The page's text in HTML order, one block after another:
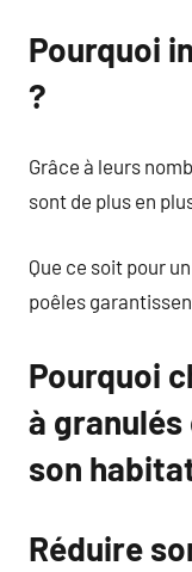
Pourquoi
?
Grâce à leurs
sont de plus en
Que ce soit pour
poêles
Pourquoi
à
son
Réduire